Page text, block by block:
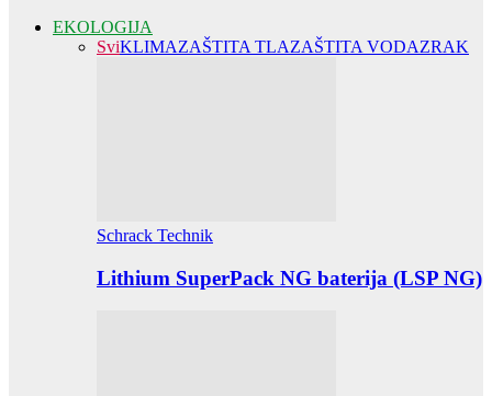
EKOLOGIJA
SviKLIMAZAŠTITA TLAZAŠTITA VODAZRAK
Schrack Technik
Lithium SuperPack NG baterija (LSP NG)